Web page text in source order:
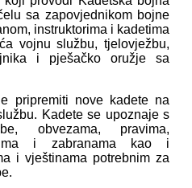
sa zapovjednikom bojne
instruktorima i kadetima
vojnu službu, tjelovježbu,
i pješačko oružje sa
pripremiti nove kadete na
Kadete se upoznaje s
obvezama, pravima,
i zabranama kao i
i vještinama potrebnim za